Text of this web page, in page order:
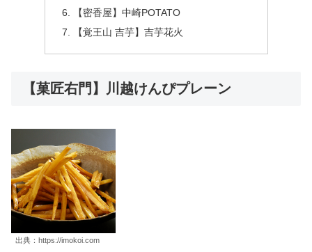
【密香屋】中崎POTATO
【覚王山 吉芋】吉芋花火
【菓匠右門】川越けんぴプレーン
出典：https://imokoi.com